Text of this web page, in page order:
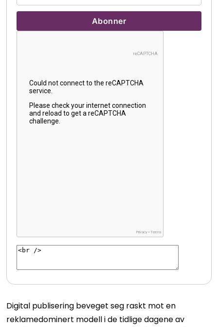
Digital publisering beveget seg raskt mot en
reklamedominert modell i de tidlige dagene av